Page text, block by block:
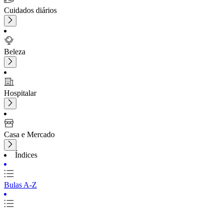
Cuidados diários
Beleza
Hospitalar
Casa e Mercado
Índices
Bulas A-Z